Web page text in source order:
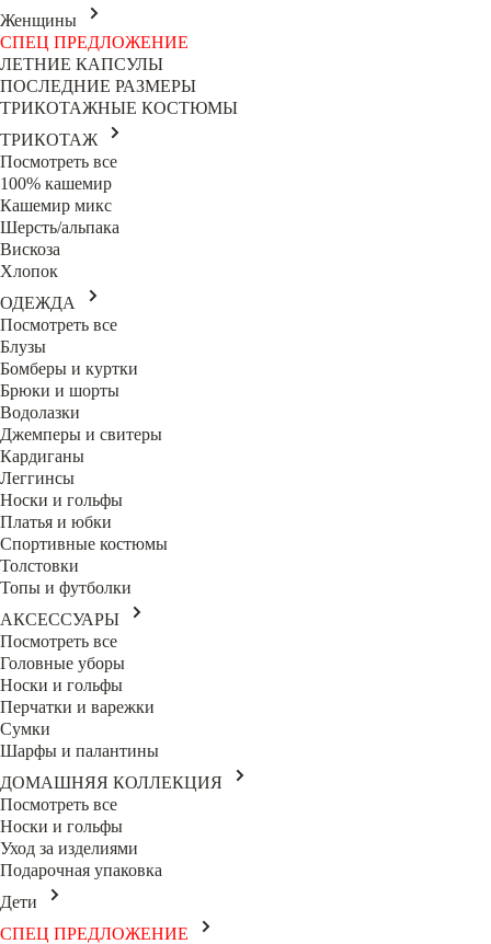
Женщины
СПЕЦ ПРЕДЛОЖЕНИЕ
ЛЕТНИЕ КАПСУЛЫ
ПОСЛЕДНИЕ РАЗМЕРЫ
ТРИКОТАЖНЫЕ КОСТЮМЫ
ТРИКОТАЖ
Посмотреть все
100% кашемир
Кашемир микс
Шерсть/альпака
Вискоза
Хлопок
ОДЕЖДА
Посмотреть все
Блузы
Бомберы и куртки
Брюки и шорты
Водолазки
Джемперы и свитеры
Кардиганы
Леггинсы
Носки и гольфы
Платья и юбки
Спортивные костюмы
Толстовки
Топы и футболки
АКСЕССУАРЫ
Посмотреть все
Головные уборы
Носки и гольфы
Перчатки и варежки
Сумки
Шарфы и палантины
ДОМАШНЯЯ КОЛЛЕКЦИЯ
Посмотреть все
Носки и гольфы
Уход за изделиями
Подарочная упаковка
Дети
СПЕЦ ПРЕДЛОЖЕНИЕ